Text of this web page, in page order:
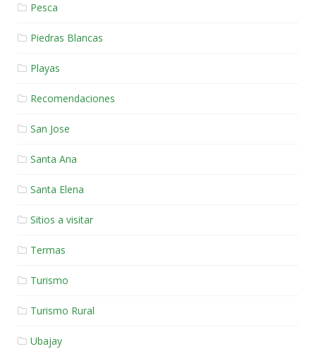
Pesca
Piedras Blancas
Playas
Recomendaciones
San Jose
Santa Ana
Santa Elena
Sitios a visitar
Termas
Turismo
Turismo Rural
Ubajay